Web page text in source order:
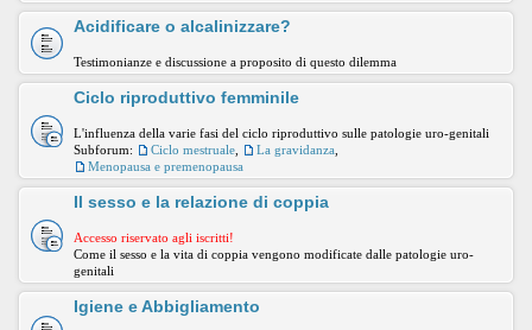
Acidificare o alcalinizzare?
Testimonianze e discussione a proposito di questo dilemma
Ciclo riproduttivo femminile
L'influenza della varie fasi del ciclo riproduttivo sulle patologie uro-genitali
Subforum:
Ciclo mestruale La gravidanza
Menopausa e premenopausa
Il sesso e la relazione di coppia
Accesso riservato agli iscritti!
Come il sesso e la vita di coppia vengono modificate dalle patologie uro-
genitali
Igiene e Abbigliamento